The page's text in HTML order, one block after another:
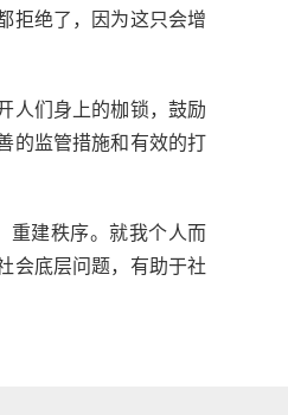
拒绝了，因为这只会增
人们身上的枷锁，鼓励
的监管措施和有效的打
重建秩序。就我个人而
会底层问题，有助于社